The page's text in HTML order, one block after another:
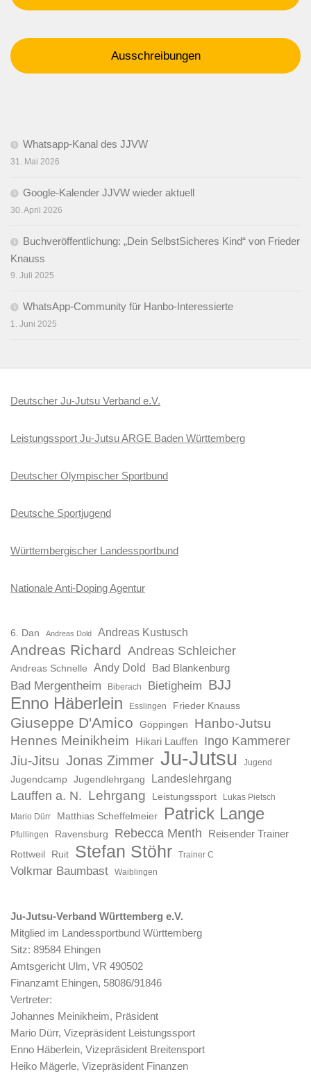
Ausschreibungen
Whatsapp-Kanal des JJVW
31. Mai 2026
Google-Kalender JJVW wieder aktuell
30. April 2026
Buchveröffentlichung: „Dein SelbstSicheres Kind“ von Frieder
Knauss
9. Juli 2025
WhatsApp-Community für Hanbo-Interessierte
1. Juni 2025
Deutscher Ju-Jutsu Verband e.V.
Leistungssport Ju-Jutsu ARGE Baden Württemberg
Deutscher Olympischer Sportbund
Deutsche Sportjugend
Württembergischer Landessportbund
Nationale Anti-Doping Agentur
6. Dan Andreas Dold Andreas Kustusch
Andreas Richard Andreas Schleicher
Andreas Schnelle Andy Dold Bad Blankenburg
Bad Mergentheim Biberach Bietigheim BJJ
Enno Häberlein Esslingen Frieder Knauss
Giuseppe D'Amico Göppingen
Hanbo-Jutsu
Hennes Meinikheim
Hikari Lauffen Ingo Kammerer
Jiu-Jitsu Jonas Zimmer Ju-Jutsu Jugend
Jugendcamp Jugendlehrgang Landeslehrgang
Lauffen a. N. Lehrgang Leistungssport
Lukas Pietsch
Mario Dürr
Matthias Scheffelmeier Patrick Lange
Pfullingen Ravensburg Rebecca Menth Reisender Trainer
Rottweil Ruit Stefan Stöhr Trainer C
Volkmar Baumbast Waiblingen
Ju-Jutsu-Verband Württemberg e.V.
Mitglied im Landessportbund Württemberg
Sitz: 89584 Ehingen
Amtsgericht Ulm, VR 490502
Finanzamt Ehingen, 58086/91846
Vertreter:
Johannes Meinikheim, Präsident
Mario Dürr, Vizepräsident Leistungssport
Enno Häberlein, Vizepräsident Breitensport
Heiko Mägerle, Vizepräsident Finanzen